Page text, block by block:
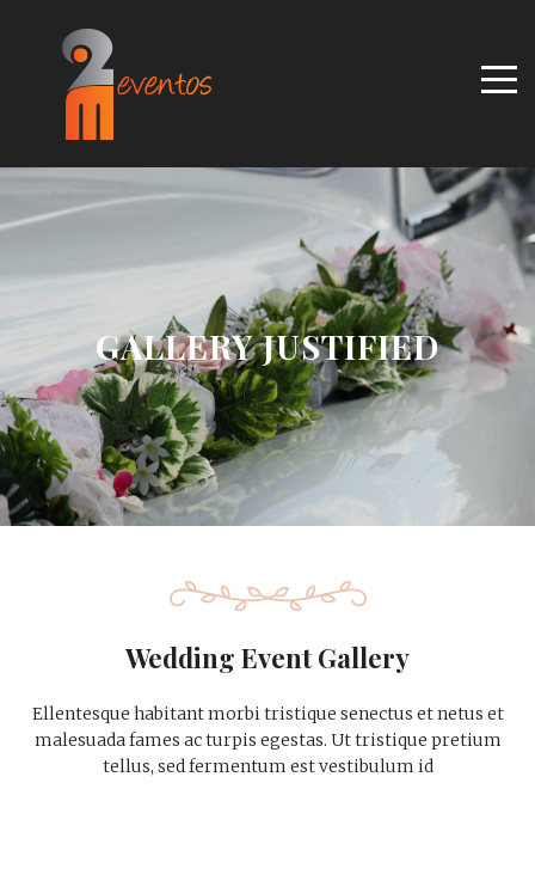
GALLERY JUSTIFIED
Wedding Event Gallery
Ellentesque habitant morbi tristique senectus et netus et
malesuada fames ac turpis egestas. Ut tristique pretium
tellus, sed fermentum est vestibulum id